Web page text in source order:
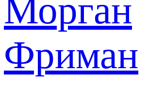
Морган
Фриман